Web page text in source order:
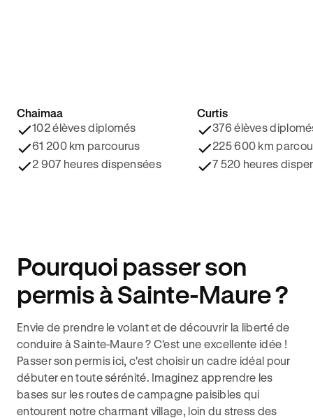
4.8/5 ⭐️
Chaimaa
102 élèves diplomés
61 200 km parcourus
2 907 heures dispensées
4.9/5 ⭐️
Curtis
376 élèves
225 600 km
7 520 heures
Pourquoi passer son
permis à Sainte-Maure ?
Envie de prendre le volant et de découvrir la liberté de
conduire à Sainte-Maure ? C'est une excellente idée !
Passer son permis ici, c'est choisir un cadre idéal pour
débuter en toute sérénité. Imaginez apprendre les
bases sur les routes de campagne paisibles qui
entourent notre charmant village, loin du stress des